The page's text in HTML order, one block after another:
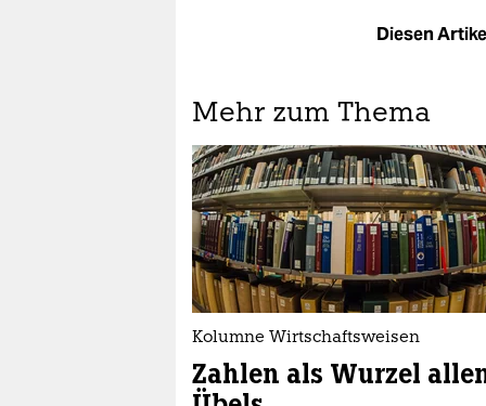
Diesen
Mehr zum Thema
Kolumne Wirtschaftsweisen
Zahlen als Wurzel